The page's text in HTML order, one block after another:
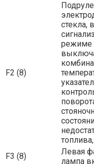
F2 (8)
стекла,
режиме
F3 (8)
Левая
лампа